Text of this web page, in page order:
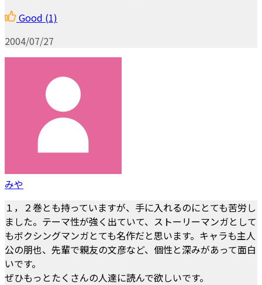
Good (1)
2004/07/27
みや
１，２巻とも持っていますが、手に入れるのにとても苦労し
ました。テーマ性が強く出ていて、ストーリーマンガとして
もボクシングマンガとても名作だと思います。キャラも主人
公の朋也、先輩で親友の文彦など、個性と深みがあって面白
いです。
ぜひもっとたくさんの人達に読んで欲しいです。